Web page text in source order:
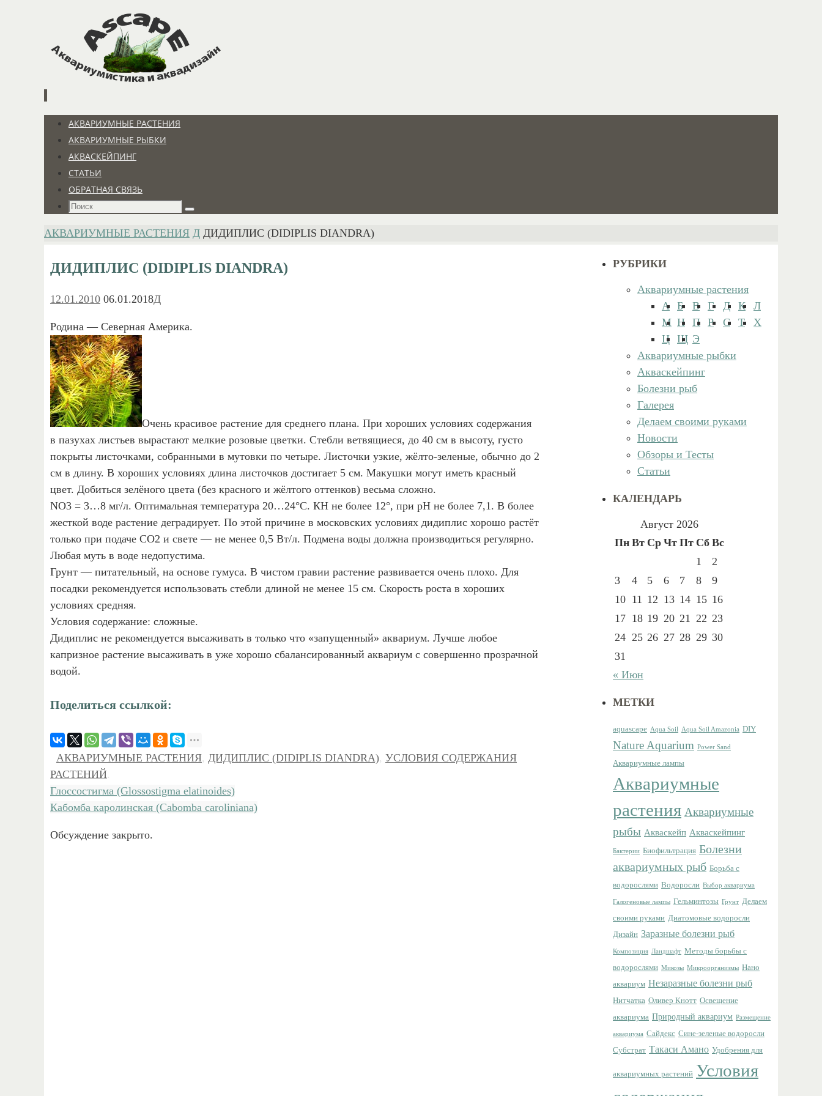
содержимому
Перейти
содержимому
АКВАРИУМНЫЕ РАСТЕНИЯ
АКВАРИУМНЫЕ РЫБКИ
АКВАСКЕЙПИНГ
СТАТЬИ
ОБРАТНАЯ СВЯЗЬ
Что
Поиск
ГЛАВНАЯ
АКВАРИУМНЫЕ РАСТЕНИЯ Д ДИДИПЛИС (DIDIPLIS DIANDRA)
ДИДИПЛИС (DIDIPLIS DIANDRA)
12.01.2010 06.01.2018Д
Родина — Северная Америка.
Очень красивое растение для среднего плана. При хороших условиях содержания
в пазухах листьев вырастают мелкие розовые цветки. Стебли ветвящиеся, до 40 см в высоту, густо
покрыты листочками, собранными в мутовки по четыре. Листочки узкие, жёлто-зеленые, обычно до 2
см в длину. В хороших условиях длина листочков достигает 5 см. Макушки могут иметь красный
цвет. Добиться зелёного цвета (без красного и жёлтого оттенков) весьма сложно.
NO3 = 3…8 мг/л. Оптимальная температура 20…24°С. КН не более 12°, при рН не более 7,1. В более
жесткой воде растение деградирует. По этой причине в московских условиях дидиплис хорошо растёт
только при подаче СО2 и свете — не менее 0,5 Вт/л. Подмена воды должна производиться регулярно.
Любая муть в воде недопустима.
Грунт — питательный, на основе гумуса. В чистом гравии растение развивается очень плохо. Для
посадки рекомендуется использовать стебли длиной не менее 15 см. Скорость роста в хороших
условиях средняя.
Условия содержание: сложные.
Дидиплис не рекомендуется высаживать в только что «запущенный» аквариум. Лучше любое
капризное растение высаживать в уже хорошо сбалансированный аквариум с совершенно прозрачной
водой.
Поделиться ссылкой:
АКВАРИУМНЫЕ РАСТЕНИЯ, ДИДИПЛИС (DIDIPLIS DIANDRA), УСЛОВИЯ СОДЕРЖАНИЯ
РАСТЕНИЙ.
Глоссостигма (Glossostigma elatinoides)
Кабомба каролинская (Cabomba caroliniana)
Обсуждение закрыто.
РУБРИКИ
Аквариумные растения
А Б В Г Д К
Л
М Н П Р С Т
Х
Ц Щ Э
Аквариумные рыбки
Акваскейпинг
Болезни рыб
Галерея
Делаем своими руками
Новости
Обзоры и Тесты
Статьи
КАЛЕНДАРЬ
Август 2026
Пн Вт Ср Чт Пт Сб Вс
1
2
3
4 5 6 7 8
9
10 11 12 13 14 15 16
17 18 19 20 21 22 23
24 25 26 27 28 29 30
31
« Июн
МЕТКИ
aquascape Aqua Soil Aqua Soil Amazonia DIY
Nature Aquarium Power Sand
Аквариумные лампы
Аквариумные
растения Аквариумные
рыбы Акваскейп Акваскейпинг
Бактерии Биофильтрация Болезни
аквариумных рыб Борьба с
водорослями Водоросли Выбор аквариума
Галогеновые лампы Гельминтозы Грунт Делаем
своими руками Диатомовые водоросли
Дизайн Заразные болезни рыб
Композиция Ландшафт Методы борьбы с
водорослями Микозы Микроорганизмы Нано
аквариум Незаразные болезни рыб
Нитчатка Оливер Кнотт Освещение
аквариума Природный аквариум Размещение
аквариума Сайдекс Сине-зеленые водоросли
Субстрат Такаси Амано Удобрения для
аквариумных растений Условия